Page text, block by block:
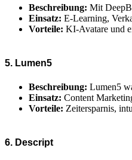
Beschreibung: Mit
Einsatz: E-Learning,
Vorteile: KI-Avatare und
5. Lumen5
Beschreibung: Lumen5
Einsatz: Content
Vorteile: Zeitersparnis,
6. Descript